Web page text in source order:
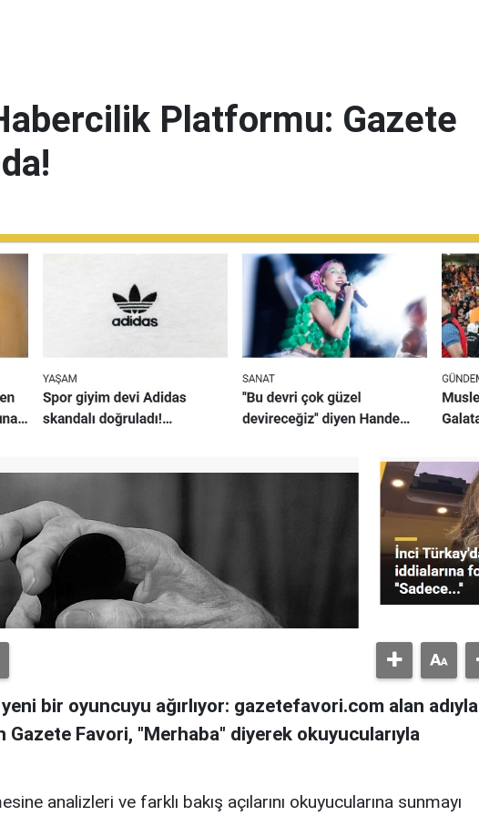
Platformu: Gazete
bir oyuncuyu ağırlıyor: gazetefavori.com alan adıyla
Gazete Favori, "Merhaba" diyerek okuyucularıyla
analizleri ve farklı bakış açılarını okuyucularına sunmayı